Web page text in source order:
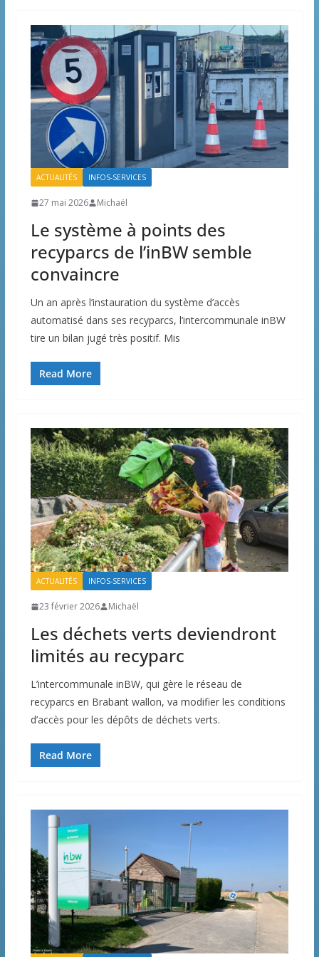
ACTUALITÉS INFOS-SERVICES
27 mai 2026 Michaël
Le système à points des
recyparcs de l’inBW semble
convaincre
Un an après l’instauration du système d’accès
automatisé dans ses recyparcs, l’intercommunale inBW
tire un bilan jugé très positif. Mis
Read More
ACTUALITÉS INFOS-SERVICES
23 février 2026 Michaël
Les déchets verts deviendront
limités au recyparc
L’intercommunale inBW, qui gère le réseau de
recyparcs en Brabant wallon, va modifier les conditions
d’accès pour les dépôts de déchets verts.
Read More